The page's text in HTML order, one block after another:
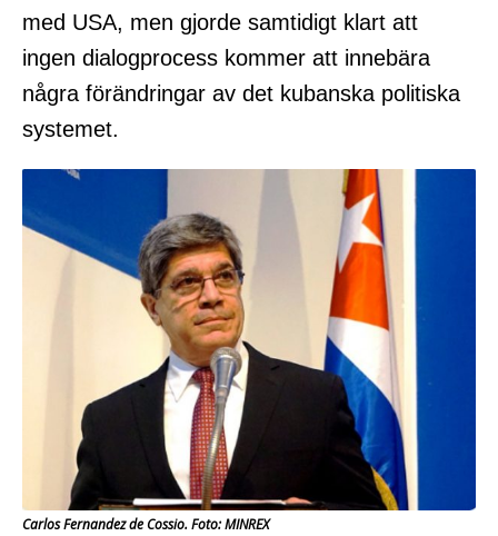
med USA, men gjorde samtidigt klart att
ingen dialogprocess kommer att innebära
några förändringar av det kubanska politiska
systemet.
Carlos Fernandez de Cossio. Foto: MINREX